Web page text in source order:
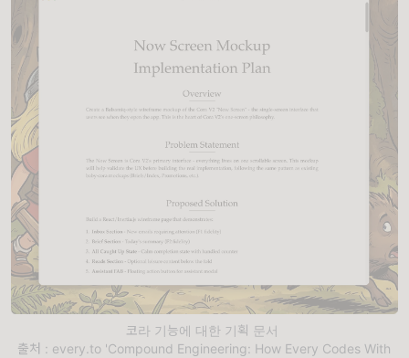
코라 기능에 대한 기획 문서
출처 : every.to 'Compound Engineering: How Every Codes With